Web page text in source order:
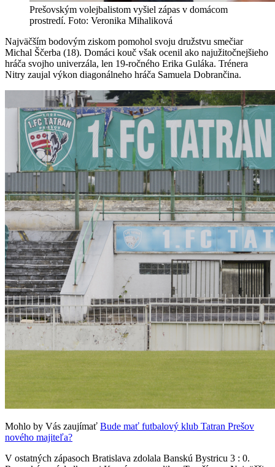
Prešovským volejbalistom vyšiel zápas v domácom
prostredí. Foto: Veronika Mihaliková
Najväčším bodovým ziskom pomohol svoju družstvu smečiar
Michal Ščerba (18). Domáci kouč však ocenil ako najužitočnejšieho
hráča svojho univerzála, len 19-ročného Erika Guláka. Trénera
Nitry zaujal výkon diagonálneho hráča Samuela Dobrančina.
Mohlo by Vás zaujímať Bude mať futbalový klub Tatran Prešov
nového majiteľa?
V ostatných zápasoch Bratislava zdolala Banskú Bystricu 3 : 0.